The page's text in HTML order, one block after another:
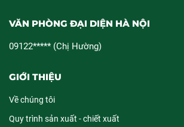
VĂN PHÒNG ĐẠI DIỆN HÀ NỘI
09122***** (Chị Hường)
GIỚI THIỆU
Về chúng tôi
Quy trình sản xuất - chiết xuất